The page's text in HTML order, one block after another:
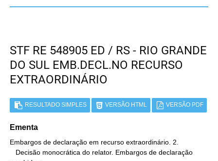
STF RE 548905 ED / RS - RIO GRANDE
DO SUL EMB.DECL.NO RECURSO
EXTRAORDINÁRIO
RESULTADO SIMPLES VERSÃO HTML VERSÃO PDF
Ementa
Embargos de declaração em recurso extraordinário. 2.